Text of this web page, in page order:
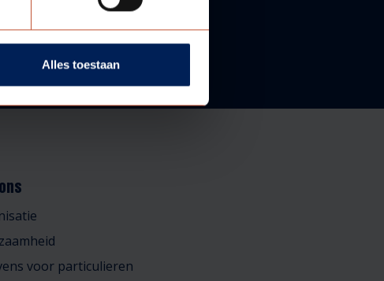
Alles toestaan
voor particulieren